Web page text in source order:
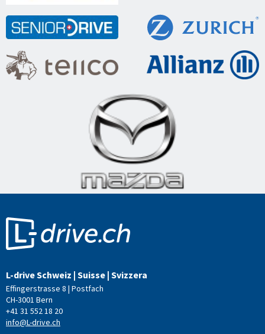
L-drive Schweiz | Suisse | Svizzera
Effingerstrasse 8 | Postfach
CH-3001 Bern
+41 31 552 18 20
info@L-drive.ch